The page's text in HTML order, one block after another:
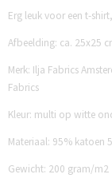
Erg leuk voor een t-
Afbeelding: ca. 25x25
Merk: Ilja Fabrics
Fabrics
Kleur: multi op witte
Materiaal: 95% katoen
Gewicht: 200 gram/m2